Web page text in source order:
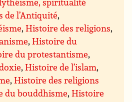
de l’Antiquité,
,Histoire des religions,
,Histoire du
du protestantisme,
,Histoire de l’islam,
,Histoire des religions
du bouddhisme,Histoire